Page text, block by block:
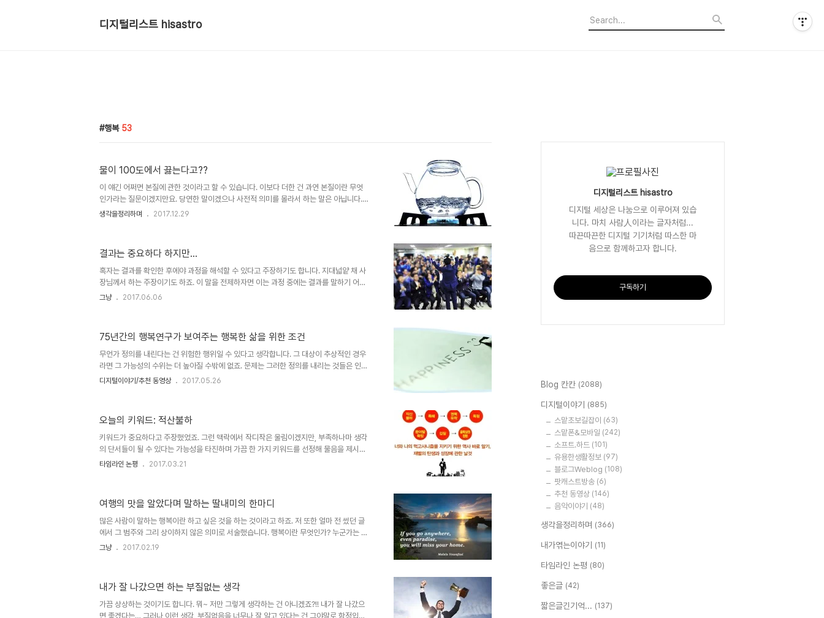
디지털리스트 hisastro
행복 53
물이 100도에서 끓는다고??
이 얘긴 어쩌면 본질에 관한 것이라고 할 수 있습니다. 이보다 더한 건 과연 본질이란 무엇
인가라는 질문이겠지만요. 당연한 말이겠으나 사전적 의미를 몰라서 하는 말은 아닙니다.
본질의 왜곡과 변형, 우리가 답이라고 생각하는 건... 궁극적으로 할 수 있는 답은 정해져 있
는다는 거죠. 물론, 생활하는데, 이런 건 몰라도 불편하지 않을 수 있습니다. 하지만, 정작 그
게 우리를 옥죄는 결과를 초래하고 있다는 의구심을 떨칠 수 없습니다. 우선 ..
생각을정리하며 2017.12.29
결과는 중요하다 하지만...
혹자는 결과를 확인한 후에야 과정을 해석할 수 있다고 주장하기도 합니다. 지대넓얕 채 사
장님께서 하는 주장이기도 하죠. 이 말을 전제하자면 이는 과정 중에는 결과를 말하기 어렵
다는 것을 뜻하는 것이기도 합니다. 물론 예측을 하지 않는 건 아니지만 그렇게 예측을 내놓
대통령 선거가 끝이 난지 한 달 가까이 지났습니다. 선거가 끝나기 무섭게 많은 사람들은 당
연한 결과였음을 앞다퉈 이야기했습니다. 마치 과정 중에 말하지 못했음을 안타까워하며 말
이죠..
그냥 2017.06.06
75년간의 행복연구가 보여주는 행복한 삶을 위한 조건
무언가 정의를 내린다는 건 위험한 행위일 수 있다고 생각합니다. 그 대상이 추상적인 경우
라면 그 가능성의 수위는 더 높아질 수밖에 없죠. 문제는 그러한 정의를 내리는 것들은 인간
이 살아가면서 가장 중요하다고 여기면서도 잘 알지 못하는 것들이라는 데 있습니다. 보통
의 믿음으로 남게 되는 종교적 영역을 넘어설 수 없다고 보았기 때문입니다. 그러나 삶의 과
정에서 가져야 할 이 질문은 사람들에게 보다 민감하게 작용합니다. 행복이란 무엇인가? 공
감하실까..
디지털이야기/추천 동영상 2017.05.26
오늘의 키워드: 적산불하
키워드가 중요하다고 주장했었죠. 그런 맥락에서 작디작은 울림이겠지만, 부족하나마 생각
의 단서들이 될 수 있다는 가능성을 타진하며 가끔 한 가지 키워드를 선정해 물음을 제시하
는 형식의 글을 이어가려고 합니다. 이 시대가 특정한 누군가의 행복이 아닌 적어도 사람이
않습니다. 그럴 필요도 없을뿐더러 중요한 것은 당연하다고 생각한 것이 실제는 그렇지 않
다는 어떤 문제제기 혹은 생각할 거리를 제시하는 것에 목적을 두고 있을 뿐만 아니라 당연
히 구체적..
타임라인 논평 2017.03.21
여행의 맛을 알았다며 말하는 딸내미의 한마디
많은 사람이 말하는 행복이란 하고 싶은 것을 하는 것이라고 하죠. 저 또한 얼마 전 썼던 글
에서 그 범주와 그리 상이하지 않은 의미로 서술했습니다. 행복이란 무엇인가? 누군가는 생
각의 일관성이 중요하다 말하기도 합니다만, 이유 있는 생각의 변화는 필요하다고 보는 시
과 같은 것이 그렇습니다. 아이고... 쓰다 보니 또 말이 거창해졌는데... ㅎ이게 결코 쉬운 얘
긴 아니죠. ^^하고 싶은 걸 하고 나면 좋을 줄 알았지만 꼭 그렇지만은 않다는 게...
그냥 2017.02.19
내가 잘 나갔으면 하는 부질없는 생각
가끔 상상하는 것이기도 합니다. 뭐~ 저만 그렇게 생각하는 건 아니겠죠?!! 내가 잘 나갔으
면 좋겠다는… 그러나 이런 생각, 부질없음을 너무나 잘 알고 있다는 건 그야말로 함정입니
디지털리스트 hisastro
디지털 세상은 나눔으로 이루어져 있습
니다. 마치 사람人이라는 글자처럼...
따끈따끈한 디지털 기기처럼 따스한 마
음으로 함께하고자 합니다.
구독하기
Blog 칸칸 (2088)
디지털이야기 (885)
스맡초보길잡이 (63)
스맡폰&모바일 (242)
소프트.하드 (101)
유용한생활정보 (97)
블로그Weblog (108)
팟캐스트방송 (6)
추천 동영상 (146)
음악이야기 (48)
생각을정리하며 (366)
내가엮는이야기 (11)
타임라인 논평 (80)
좋은글 (42)
짧은글긴기억... (137)